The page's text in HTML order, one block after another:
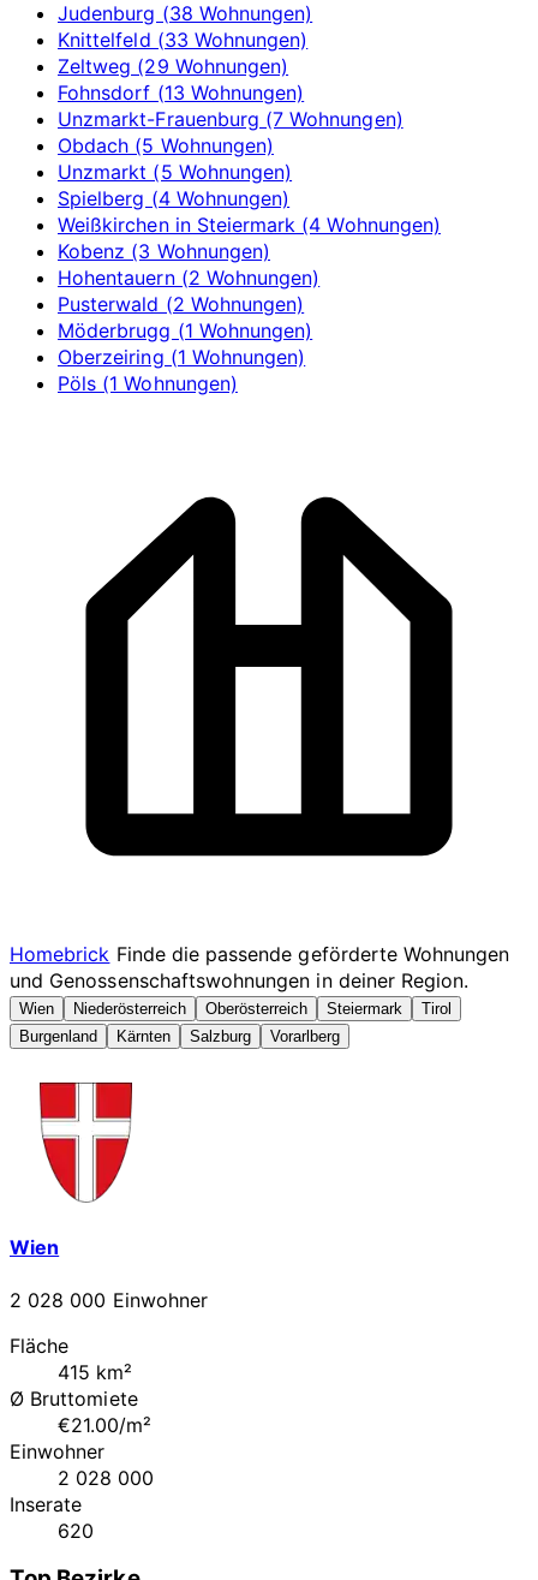
Judenburg (38 Wohnungen)
Knittelfeld (33 Wohnungen)
Zeltweg (29 Wohnungen)
Fohnsdorf (13 Wohnungen)
Unzmarkt-Frauenburg (7 Wohnungen)
Obdach (5 Wohnungen)
Unzmarkt (5 Wohnungen)
Spielberg (4 Wohnungen)
Weißkirchen in Steiermark (4 Wohnungen)
Kobenz (3 Wohnungen)
Hohentauern (2 Wohnungen)
Pusterwald (2 Wohnungen)
Möderbrugg (1 Wohnungen)
Oberzeiring (1 Wohnungen)
Pöls (1 Wohnungen)
Homebrick Finde die passende geförderte Wohnungen
und Genossenschaftswohnungen in deiner Region.
Wien Niederösterreich Oberösterreich Steiermark
Tirol
Burgenland
Kärnten Salzburg Vorarlberg
Wien
2 028 000 Einwohner
Fläche
415 km²
Ø Bruttomiete
€21.00/m²
Einwohner
2 028 000
Inserate
620